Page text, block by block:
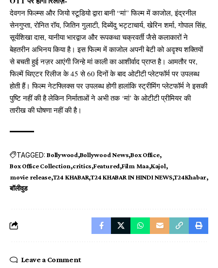
देवगन फिल्म्स और जियो स्टूडियो द्वारा बानी “मां” फिल्म में काजोल, इंद्रनील
सेनगुप्ता, रोनित रॉय, जितिन गुलाटी, दिब्येंदु भट्टाचार्य, खेरिन शर्मा, गोपाल सिंह,
सूर्यशिखा दास, यानीया भारद्वाज और रूपकथा चक्रवर्ती जैसे कलाकारों ने
बेहतरीन अभिनय किया है। इस फिल्म में काजोल अपनी बेटी को अदृश्य शक्तियों
से बचती हुई नज़र आएंगी जिन्हे मां काली का आशीर्वाद प्राप्त है। आमतौर पर,
फिल्में थिएटर रिलीज के 45 से 60 दिनों के बाद ओटीटी प्लेटफॉर्म पर उपलब्ध
होती हैं। फिल्म नेटफ्लिक्स पर उपलब्ध होगी हालांकि स्ट्रीमिंग प्लेटफॉर्म ने इसकी
पुष्टि नहीं की है लेकिन निर्माताओं ने अभी तक ‘मां’ के ओटीटी प्रीमियर की
तारीख की घोषणा नहीं की है।
TAGGED: Bollywood Bollywood News Box Office
Box Office Collection critics Featured Film Maa Kajol
movie release T24 KHABAR T24 KHABAR IN HINDI NEWS T24Khabar
बॉलीवुड
Leave a Comment